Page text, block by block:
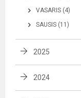
VASARIS (4)
SAUSIS (11)
2025
2024